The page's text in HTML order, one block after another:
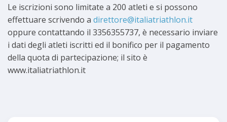
Le iscrizioni sono limitate a 200 atleti e si possono
effettuare scrivendo a direttore@italiatriathlon.it
oppure contattando il 3356355737, è necessario inviare
i dati degli atleti iscritti ed il bonifico per il pagamento
della quota di partecipazione; il sito è
www.italiatriathlon.it